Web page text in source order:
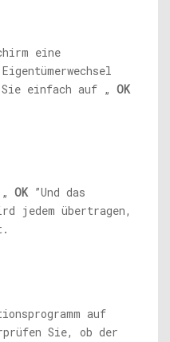
eine
einfach auf „ OK
OK”Und das
jedem übertragen,
auf
Sie, ob der